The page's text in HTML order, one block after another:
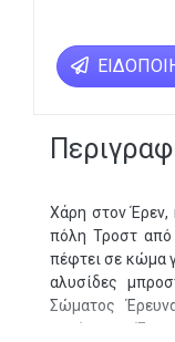
Χάρη στον Έρεν,
πόλη Τροστ από
πέφτει σε κώμα
αλυσίδες
Σώματος
πατέρα του